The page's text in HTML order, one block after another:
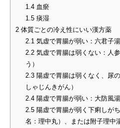
1.4血瘀
1.5痰湿
2 体質ごとの冷え性にいい漢方薬
2.1気虚で胃腸が弱い：六君子湯
2.2気虚で胃腸は弱くない：人
う）
2.3陽虚で胃腸は弱くなく、尿
しゃじんきがん）
2.4陽虚で胃腸が弱い：大防風
2.5陽虚で胃腸が弱く下痢しが
名：理中丸）、または附子理中